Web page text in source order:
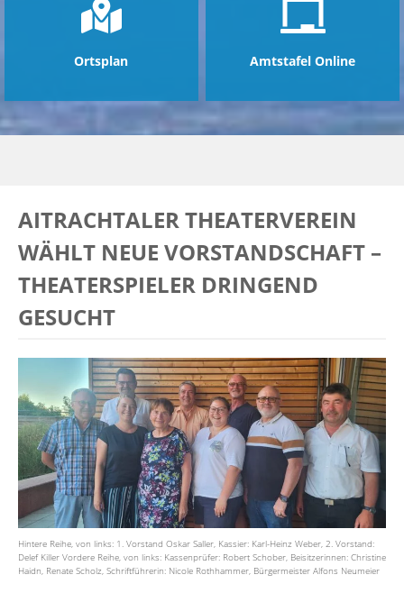
Ortsplan Amtstafel Online
AITRACHTALER THEATERVEREIN
WÄHLT NEUE VORSTANDSCHAFT –
THEATERSPIELER DRINGEND
GESUCHT
Hintere Reihe, von links: 1. Vorstand Oskar Saller, Kassier: Karl-Heinz Weber, 2. Vorstand:
Delef Killer Vordere Reihe, von links: Kassenprüfer: Robert Schober, Beisitzerinnen: Christine
Haidn, Renate Scholz, Schriftführerin: Nicole Rothhammer, Bürgermeister Alfons Neumeier